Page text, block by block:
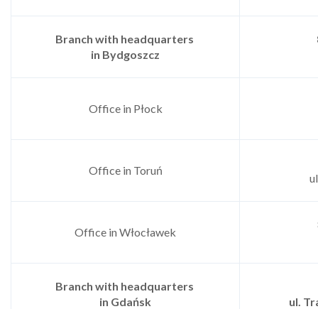
Branch with headquarters
in Bydgoszcz
Office in Płock
Office in Toruń
Office in Włocławek
Branch with headquarters
in Gdańsk
ul.